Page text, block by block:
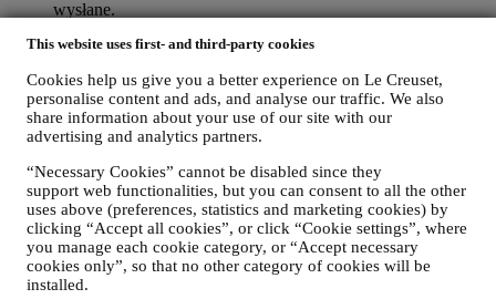
This website uses first- and third-party cookies
Cookies help us give you a better experience on Le Creuset,
personalise content and ads, and analyse our traffic. We also
share information about your use of our site with our
advertising and analytics partners.
“Necessary Cookies” cannot be disabled since they
support web functionalities, but you can consent to all the other
uses above (preferences, statistics and marketing cookies) by
clicking “Accept all cookies”, or click “Cookie settings”, where
you manage each cookie category, or “Accept necessary
cookies only”, so that no other category of cookies will be
installed.
wysłane.
AKTUALNOŚCIACH ALBO OFERTACH
Jeżeli użytkownik wyraził na to zgodę (na przykład poprzez
zapisanie się do naszego newslettera przy tworzeniu konta w
naszej Witrynie internetowej będziemy przesyłać
użytkownikowi spersonalizowane wiadomości marketingowe
oraz aktualności dotyczące inicjatyw Le Creuset w lokalnych
oddziałach, lokalnych jednostek stowarzyszonych oraz
partnerów. Będziemy kontaktować się z użytkownikiem
głównie pocztą elektroniczną albo za pośrednictwem mediów
społecznościowych, jak również korzystając z metod
automatycznych. Tego rodzaju komunikaty będą dotyczyły
produktów Le Creuset albo otwarcia nowych sklepów,